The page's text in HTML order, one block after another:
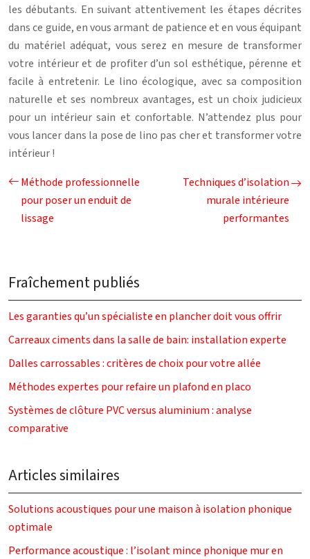
les débutants. En suivant attentivement les étapes décrites
dans ce guide, en vous armant de patience et en vous équipant
du matériel adéquat, vous serez en mesure de transformer
votre intérieur et de profiter d’un sol esthétique, pérenne et
facile à entretenir. Le lino écologique, avec sa composition
naturelle et ses nombreux avantages, est un choix judicieux
pour un intérieur sain et confortable. N’attendez plus pour
vous lancer dans la pose de lino pas cher et transformer votre
intérieur !
Méthode professionnelle
pour poser un enduit de
lissage
Techniques d’isolation
murale intérieure
performantes
Fraîchement publiés
Les garanties qu’un spécialiste en plancher doit vous offrir
Carreaux ciments dans la salle de bain: installation experte
Dalles carrossables : critères de choix pour votre allée
Méthodes expertes pour refaire un plafond en placo
Systèmes de clôture PVC versus aluminium : analyse
comparative
Articles similaires
Solutions acoustiques pour une maison à isolation phonique
optimale
Performance acoustique : l’isolant mince phonique mur en